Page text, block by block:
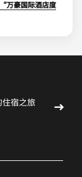
“万豪国际酒店度
宿之旅